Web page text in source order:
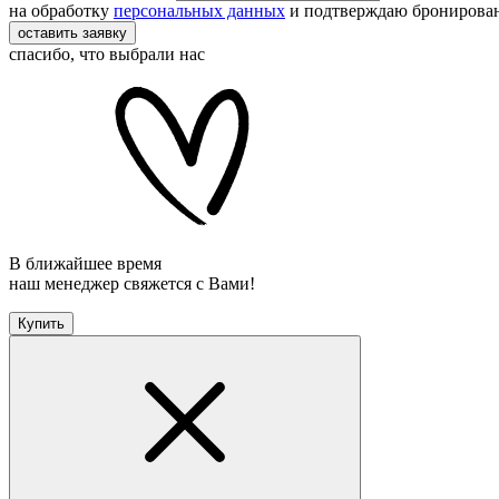
на обработку персональных данных и подтверждаю
оставить заявку
спасибо, что выбрали нас
В ближайшее время
наш менеджер свяжется с Вами!
Купить